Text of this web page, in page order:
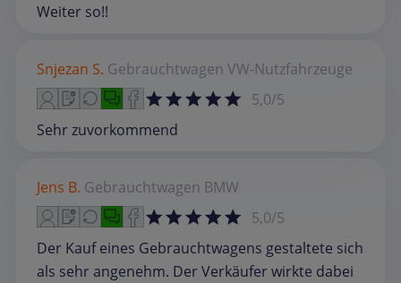
Weiter so!!
Snjezan S. Gebrauchtwagen VW-Nutzfahrzeuge
5,0/5
Sehr zuvorkommend
Jens B. Gebrauchtwagen BMW
5,0/5
Der Kauf eines Gebrauchtwagens gestaltete sich
als sehr angenehm. Der Verkäufer wirkte dabei